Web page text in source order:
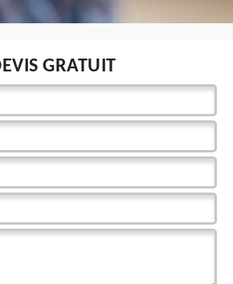
GRATUIT